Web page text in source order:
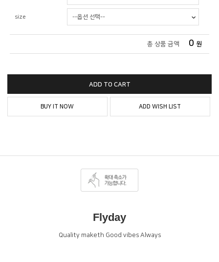
size
총 상품 금액 0 원
ADD TO CART
BUY IT NOW ADD WISH LIST
Flyday
Quality maketh Good vibes Always